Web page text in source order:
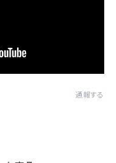
通報する